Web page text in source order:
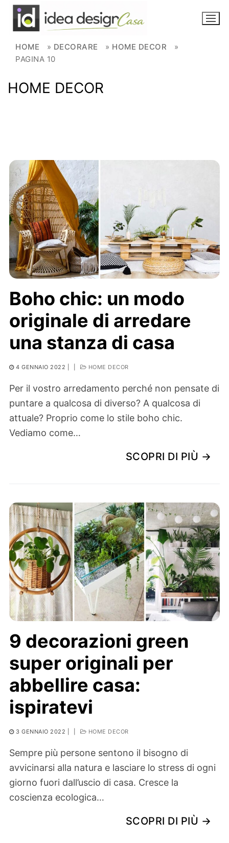
Skip to content
NOVITÀ
Ortaggio
Search for:
HOME » DECORARE » HOME DECOR
»
PAGINA 10
HOME DECOR
Boho chic: un modo
originale di arredare
una stanza di casa
4 GENNAIO 2022 HOME DECOR
Per il vostro arredamento perché non pensate di
puntare a qualcosa di diverso? A qualcosa di
attuale? Proprio come lo stile boho chic.
Vediamo come…
SCOPRI DI PIÙ →
9 decorazioni green
super originali per
abbellire casa:
ispiratevi
3 GENNAIO 2022 HOME DECOR
Sempre più persone sentono il bisogno di
avvicinarsi alla natura e lasciare lo stress di ogni
giorno fuori dall’uscio di casa. Cresce la
coscienza ecologica…
SCOPRI DI PIÙ →